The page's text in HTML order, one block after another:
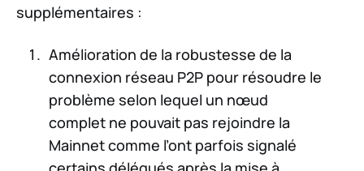
supplémentaires :
Amélioration de la robustesse de la
connexion réseau P2P pour résoudre le
problème selon lequel un nœud
complet ne pouvait pas rejoindre la
Mainnet comme l’ont parfois signalé